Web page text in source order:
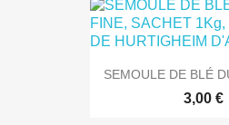
SEMOULE DE BLÉ
3,00 €